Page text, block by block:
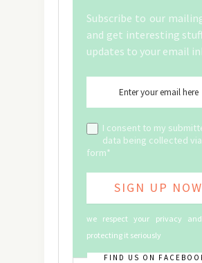
Subscribe to our
and get interesting
updates to your email
I consent to my
data being collected
form*
we respect your privacy
protecting it seriously
FIND US ON